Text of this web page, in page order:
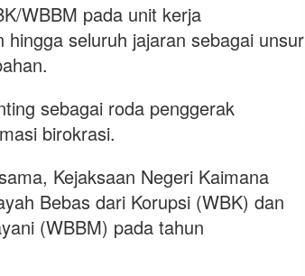
WBBM pada unit kerja
seluruh jajaran sebagai unsur
sebagai roda penggerak
birokrasi.
Kejaksaan Negeri Kaimana
Bebas dari Korupsi (WBK) dan
(WBBM) pada tahun